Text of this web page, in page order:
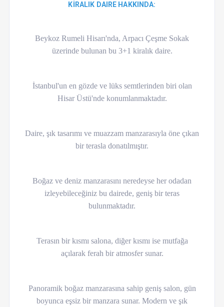
KİRALIK DAIRE HAKKINDA:
Beykoz Rumeli Hisarı'nda, Arpacı Çeşme Sokak
üzerinde bulunan bu 3+1 kiralık daire.
İstanbul'un en gözde ve lüks semtlerinden biri olan
Hisar Üstü'nde konumlanmaktadır.
Daire, şık tasarımı ve muazzam manzarasıyla öne çıkan
bir terasla donatılmıştır.
Boğaz ve deniz manzarasını neredeyse her odadan
izleyebileceğiniz bu dairede, geniş bir teras
bulunmaktadır.
Terasın bir kısmı salona, diğer kısmı ise mutfağa
açılarak ferah bir atmosfer sunar.
Panoramik boğaz manzarasına sahip geniş salon, gün
boyunca eşsiz bir manzara sunar. Modern ve şık